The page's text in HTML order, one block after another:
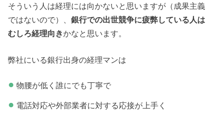
そういう人は経理には向かないと思いますが（成果主義
ではないので）、銀行での出世競争に疲弊している人は
むしろ経理向きかなと思います。
弊社にいる銀行出身の経理マンは
物腰が低く誰にでも丁寧で
電話対応や外部業者に対する応接が上手く